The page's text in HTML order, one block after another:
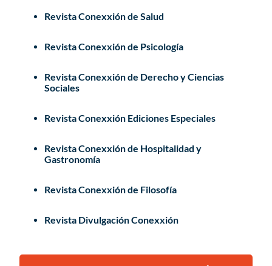
Revista Conexxión de Salud
Revista Conexxión de Psicología
Revista Conexxión de Derecho y Ciencias
Sociales
Revista Conexxión Ediciones Especiales
Revista Conexxión de Hospitalidad y
Gastronomía
Revista Conexxión de Filosofía
Revista Divulgación Conexxión